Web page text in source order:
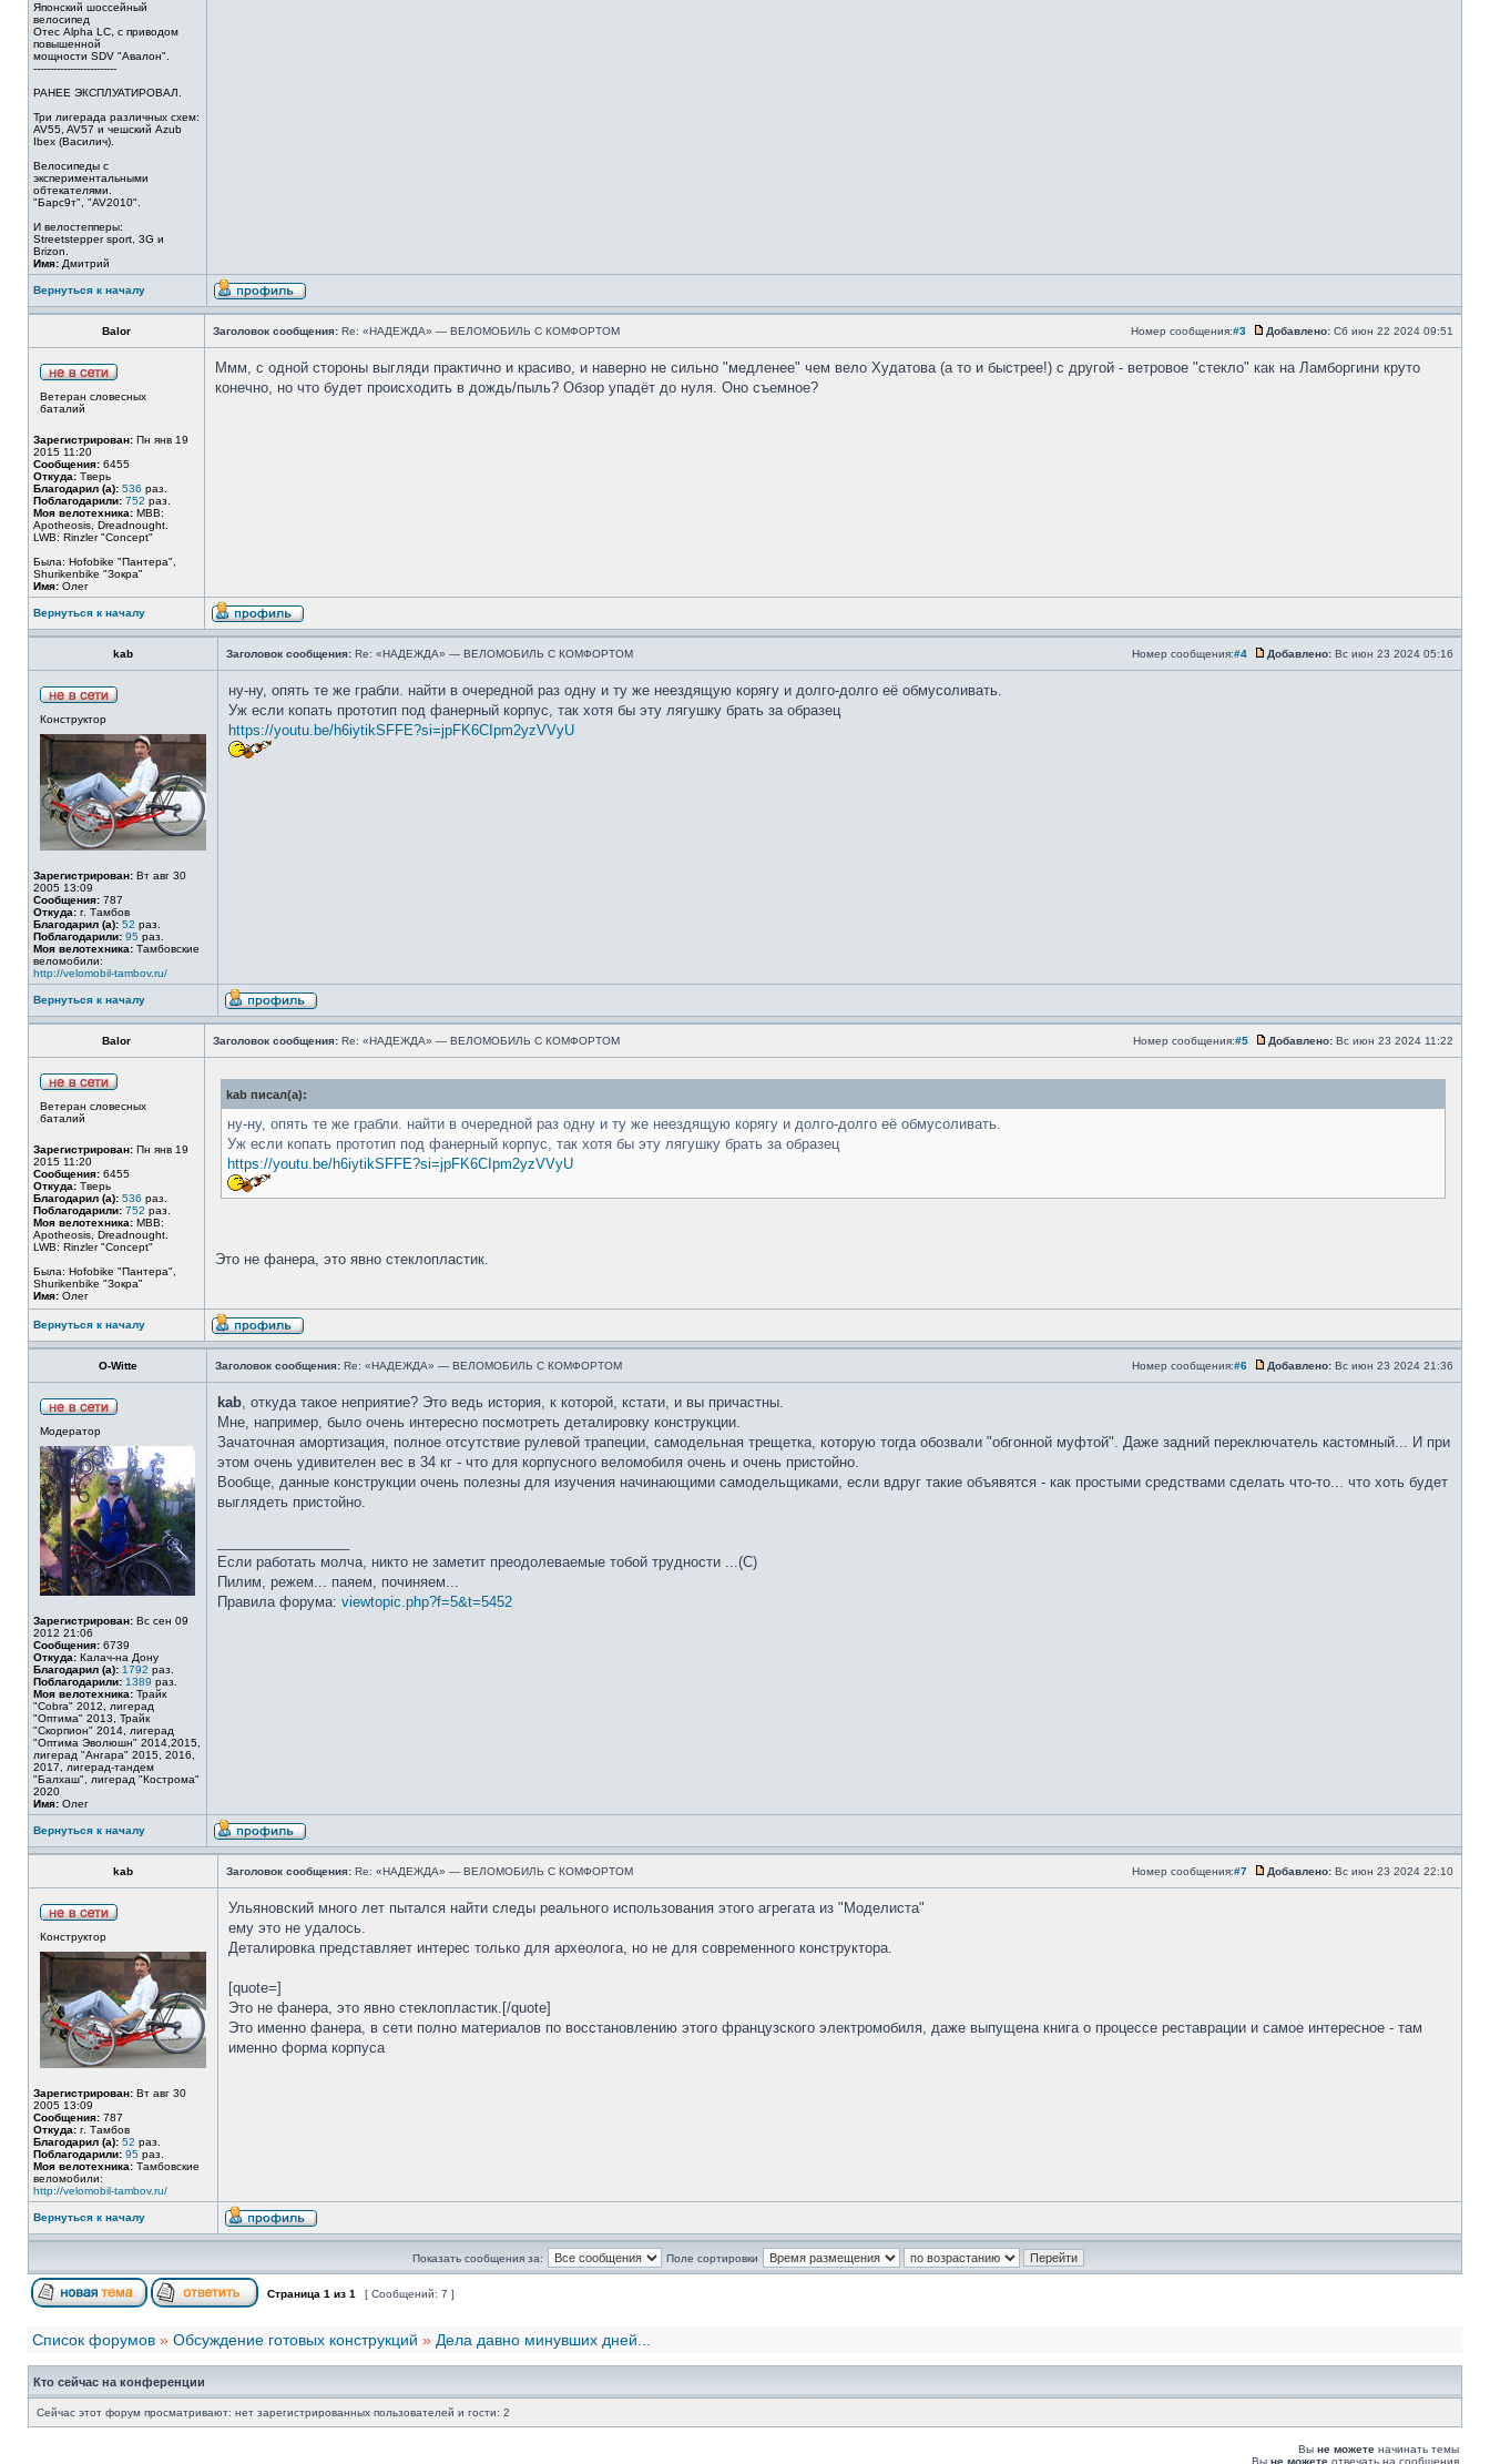
Японский шоссейный
велосипед
Отес Alpha LC, с приводом
повышенной
мощности SDV "Авалон".
-------------------------
РАНЕЕ ЭКСПЛУАТИРОВАЛ.
Три лигерада различных схем:
AV55, AV57 и чешский Azub
Ibex (Василич).
Велосипеды с
экспериментальными
обтекателями.
"Барс9т", "AV2010".
И велостепперы:
Streetstepper sport, 3G и
Brizon.
Имя: Дмитрий
Вернуться к началу
Balor Заголовок сообщения: Re: «НАДЕЖДА» — ВЕЛОМОБИЛЬ С КОМФОРТОМ Номер сообщения:#3 Добавлено: Сб июн 22 2024 09:51
Ветеран словесных
баталий
Зарегистрирован: Пн янв 19
2015 11:20
Сообщения: 6455
Откуда: Тверь
Благодарил (а): 536 раз.
Поблагодарили: 752 раз.
Моя велотехника: MBB:
Apotheosis, Dreadnought.
LWB: Rinzler "Concept"
Была: Hofobike "Пантера",
Shurikenbike "Зокра"
Имя: Олег
Ммм, с одной стороны выгляди практично и красиво, и наверно не сильно "медленее" чем вело Худатова (а то и быстрее!) с другой - ветровое "стекло" как на Ламборгини круто
конечно, но что будет происходить в дождь/пыль? Обзор упадёт до нуля. Оно съемное?
Вернуться к началу
kab Заголовок сообщения: Re: «НАДЕЖДА» — ВЕЛОМОБИЛЬ С КОМФОРТОМ Номер сообщения:#4 Добавлено: Вс июн 23 2024 05:16
Конструктор
Зарегистрирован: Вт авг 30
2005 13:09
Сообщения: 787
Откуда: г. Тамбов
Благодарил (а): 52 раз.
Поблагодарили: 95 раз.
Моя велотехника: Тамбовские
веломобили:
http://velomobil-tambov.ru/
ну-ну, опять те же грабли. найти в очередной раз одну и ту же неездящую корягу и долго-долго её обмусоливать.
Уж если копать прототип под фанерный корпус, так хотя бы эту лягушку брать за образец
https://youtu.be/h6iytikSFFE?si=jpFK6CIpm2yzVVyU
Вернуться к началу
Balor Заголовок сообщения: Re: «НАДЕЖДА» — ВЕЛОМОБИЛЬ С КОМФОРТОМ Номер сообщения:#5 Добавлено: Вс июн 23 2024 11:22
Ветеран словесных
баталий
Зарегистрирован: Пн янв 19
2015 11:20
Сообщения: 6455
Откуда: Тверь
Благодарил (а): 536 раз.
Поблагодарили: 752 раз.
Моя велотехника: MBB:
Apotheosis, Dreadnought.
LWB: Rinzler "Concept"
Была: Hofobike "Пантера",
Shurikenbike "Зокра"
Имя: Олег
kab писал(а):
ну-ну, опять те же грабли. найти в очередной раз одну и ту же неездящую корягу и долго-долго её обмусоливать.
Уж если копать прототип под фанерный корпус, так хотя бы эту лягушку брать за образец
https://youtu.be/h6iytikSFFE?si=jpFK6CIpm2yzVVyU
Это не фанера, это явно стеклопластик.
Вернуться к началу
O-Witte Заголовок сообщения: Re: «НАДЕЖДА» — ВЕЛОМОБИЛЬ С КОМФОРТОМ Номер сообщения:#6 Добавлено: Вс июн 23 2024 21:36
Модератор
Зарегистрирован: Вс сен 09
2012 21:06
Сообщения: 6739
Откуда: Калач-на Дону
Благодарил (а): 1792 раз.
Поблагодарили: 1389 раз.
Моя велотехника: Трайк
"Cobra" 2012, лигерад
"Оптима" 2013, Трайк
"Скорпион" 2014, лигерад
"Оптима Эволюшн" 2014,2015,
лигерад "Ангара" 2015, 2016,
2017, лигерад-тандем
"Балхаш", лигерад "Кострома"
2020
Имя: Олег
kab, откуда такое неприятие? Это ведь история, к которой, кстати, и вы причастны.
Мне, например, было очень интересно посмотреть деталировку конструкции.
Зачаточная амортизация, полное отсутствие рулевой трапеции, самодельная трещетка, которую тогда обозвали "обгонной муфтой". Даже задний переключатель кастомный... И при
этом очень удивителен вес в 34 кг - что для корпусного веломобиля очень и очень пристойно.
Вообще, данные конструкции очень полезны для изучения начинающими самодельщиками, если вдруг такие объявятся - как простыми средствами сделать что-то... что хоть будет
выглядеть пристойно.
Если работать молча, никто не заметит преодолеваемые тобой трудности ...(С)
Пилим, режем... паяем, починяем...
Правила форума: viewtopic.php?f=5&t=5452
Вернуться к началу
kab Заголовок сообщения: Re: «НАДЕЖДА» — ВЕЛОМОБИЛЬ С КОМФОРТОМ Номер сообщения:#7 Добавлено: Вс июн 23 2024 22:10
Конструктор
Зарегистрирован: Вт авг 30
2005 13:09
Сообщения: 787
Откуда: г. Тамбов
Благодарил (а): 52 раз.
Поблагодарили: 95 раз.
Моя велотехника: Тамбовские
веломобили:
http://velomobil-tambov.ru/
Ульяновский много лет пытался найти следы реального использования этого агрегата из "Моделиста"
ему это не удалось.
Деталировка представляет интерес только для археолога, но не для современного конструктора.
[quote=]
Это не фанера, это явно стеклопластик.[/quote]
Это именно фанера, в сети полно материалов по восстановлению этого французского электромобиля, даже выпущена книга о процессе реставрации и самое интересное - там
именно форма корпуса
Вернуться к началу
Показать сообщения за: Поле сортировки
Страница 1 из 1 [ Сообщений: 7 ]
Список форумов » Обсуждение готовых конструкций » Дела давно минувших дней...
Кто сейчас на конференции
Сейчас этот форум просматривают: нет зарегистрированных пользователей и гости: 2
Вы не можете начинать темы
Вы не можете отвечать на сообщения